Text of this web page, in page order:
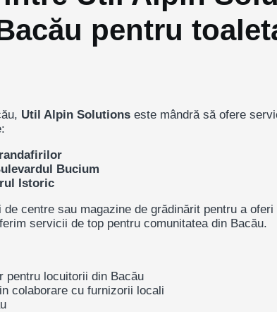
pentru
Util Alpin Solutions este mândră să ofere
Bucium
Istoric
centre sau magazine de grădinărit pentru a
servicii de top pentru comunitatea din Bacău.
pentru locuitorii din Bacău
colaborare cu furnizorii locali